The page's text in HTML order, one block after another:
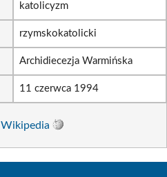
katolicyzm
rzymskokatolicki
Archidiecezja Warmińska
11 czerwca 1994
Wikipedia